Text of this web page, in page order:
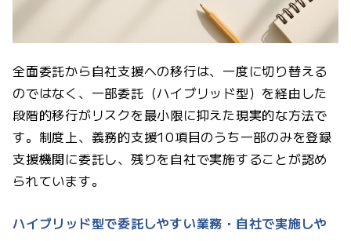
全面委託から自社支援への移行は、一度に切り替える
のではなく、一部委託（ハイブリッド型）を経由した
段階的移行がリスクを最小限に抑えた現実的な方法で
す。制度上、義務的支援10項目のうち一部のみを登録
支援機関に委託し、残りを自社で実施することが認め
られています。
ハイブリッド型で委託しやすい業務・自社で実施しや